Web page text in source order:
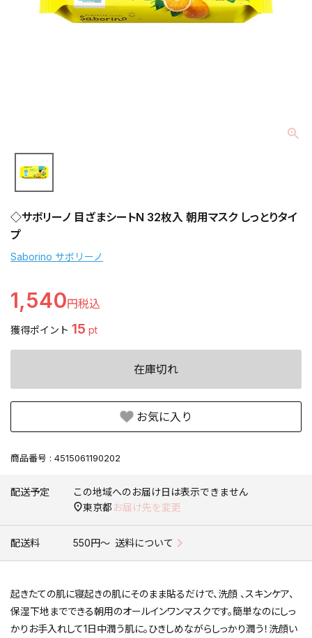
◇サボリーノ 目ざまシートN 32枚入 朝用マスク しっとりタイ
プ
Saborino サボリーノ
1,540
獲得ポイント 15 pt
在庫切れ
お気に入り
商品番号 4515061190202
配送予定
この地域へのお届け日は表示できません
東京都 お届け先を変更
配送料 550円〜 送料について
起きたての肌に寝起きの肌にそのまま貼るだけで、洗顔 、スキンケア、
保湿下地までできる朝用のオールインワンマスクです。簡単なのにしっ
かりお手入れして1日中潤う肌に。ひきしめながらしっかり潤う！洗顔い